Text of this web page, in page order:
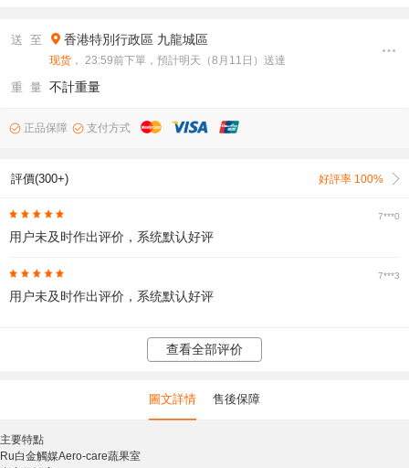
送 至 香港特別行政區 九龍城區
现货 ， 23:59前下單，預計明天（8月11日）送達
重 量 不計重量
正品保障 支付方式
評價(300+) 好評率 100%
7***0
用户未及时作出评价，系统默认好评
7***3
用户未及时作出评价，系统默认好评
查看全部评价
圖文詳情 售後保障
主要特點
Ru白金觸媒Aero-care蔬果室